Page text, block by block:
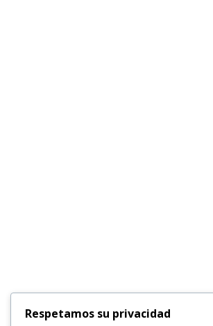
Respetamos su privacidad